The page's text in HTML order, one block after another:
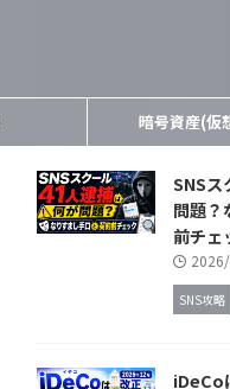
暗号資産(仮
SNSス
問題？
前チェ
SNS攻略
iDeCo